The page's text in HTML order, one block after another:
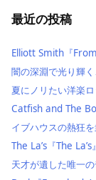
最近の投稿
Elliott Smith『
闇の深淵で光り輝
夏にノリたい洋楽
Catfish and The
イブハウスの熱狂
The La’s『The
天才が遺した唯一